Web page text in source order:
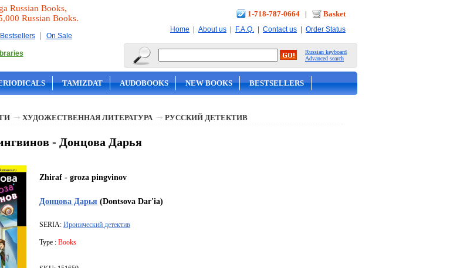
Russian Books,
Russian Books.
Bestsellers | On Sale
1-718-787-0664 | Basket
Home | About us | F.A.Q. | Contact us | Order Status
Russian keyboard
Advanced search
TAMIZDAT AUDOBOOKS NEW BOOKS BESTSELLERS
ХУДОЖЕСТВЕННАЯ ЛИТЕРАТУРА РУССКИЙ ДЕТЕКТИВ
- Донцова Дарья
Zhiraf - groza pingvinov
Донцова Дарья (Dontsova Dar'ia)
SERIA: Иронический детектив
Type : Books